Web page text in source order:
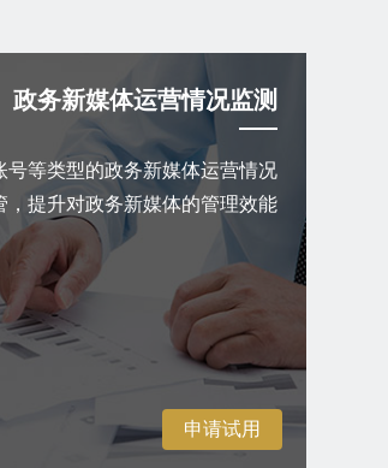
政务新媒体运营情况监测
等类型的政务新媒体运营情况
，提升对政务新媒体的管理效能
申请试用